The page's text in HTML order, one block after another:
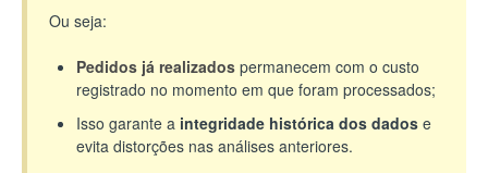
Ou seja:
Pedidos já realizados permanecem com o custo
registrado no momento em que foram processados;
Isso garante a integridade histórica dos dados e
evita distorções nas análises anteriores.